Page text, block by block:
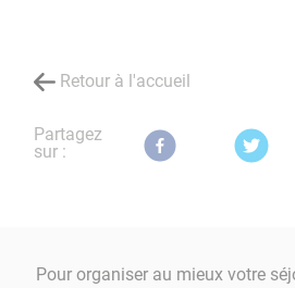
Retour à l'accueil
Partagez
sur :
Pour organiser au mieux votre